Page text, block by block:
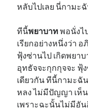
หลับไปเลย นี่กามะ
ทีนี้พยาบาทพอนั่งไ
เรียกอย่างหนึ่งว่า
ฟุ้งซ่านไป เกิดพยา
อุทธัจจะกุกกุจจะ ฟุ้
เดียวกัน ทีนี้กามะฉั
หลง ไม่มีปัญญา เห็
เพราะฉะนั้นไม่มีอั